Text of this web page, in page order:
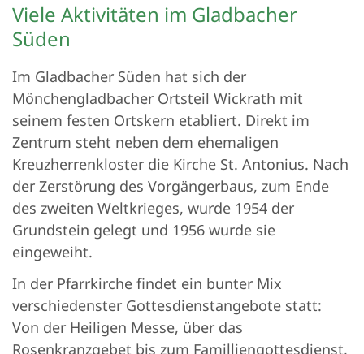
Viele Aktivitäten im Gladbacher
Süden
Im Gladbacher Süden hat sich der
Mönchengladbacher Ortsteil Wickrath mit
seinem festen Ortskern etabliert. Direkt im
Zentrum steht neben dem ehemaligen
Kreuzherrenkloster die Kirche St. Antonius. Nach
der Zerstörung des Vorgängerbaus, zum Ende
des zweiten Weltkrieges, wurde 1954 der
Grundstein gelegt und 1956 wurde sie
eingeweiht.
In der Pfarrkirche findet ein bunter Mix
verschiedenster Gottesdienstangebote statt:
Von der Heiligen Messe, über das
Rosenkranzgebet bis zum Familliengottesdienst,